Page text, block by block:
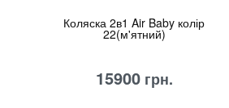
Коляска 2в1 Air Baby колір
22(м'ятний)
15900грн.